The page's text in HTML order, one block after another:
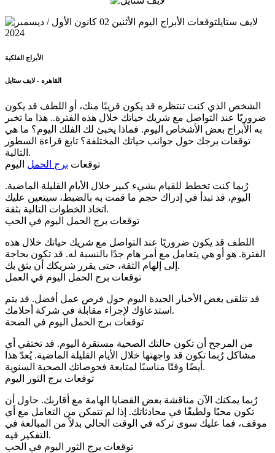
الأبراج الفلكية
القاهره - لايف ستايل
الشخص الذي كنت تنتظره قد يكون قريبًا منك، أو اللطف قد يكون
ضروريًا عند التواصل مع شريك حياتك خلال هذه الفترة.. هذا ما تخبر
به الأبراج بعض الأشخاص اليوم. فماذا يخبئ لك الفلك اليوم؟ ما هي
توقعات برجك حول جوانب حياتك المختلفة؟ تابع قراءة السطور
التالية.
توقعات برج الحمل اليوم
رُبما كنت تخطط للقيام بشيء كبير خلال الأيام القليلة الماضية.
اليوم، قد تبدأ في إدراك حجم ما قمت به بالضبط، سيتعين عليك
اتخاذ الخطوات التالية بثقة.
توقعات برج الحمل اليوم في الحب
اللطف قد يكون ضروريًا عند التواصل مع شريك حياتك خلال هذه
الفترة. هو أو هي يتعامل مع أمر هام جدًا بالنسبة له. قد تكون بحاجة
إلى إلهام الثقة، حتى يقرر شريكك أن يثق بك.
توقعات برج الحمل اليوم في العمل
قد تتلقى بعض الأخبار الجيدة اليوم حول فرص عمل أفضل. قد يتم
استدعاؤك لإجراء مقابلة في شركة أحلامك.
توقعات برج الحمل اليوم في الصحة
من المرجح أن تكون حالتك الصحية مستقرة اليوم. قد تختفي أي
مشاكل رُبما تكون قد واجهتها خلال الأيام القليلة الماضية. يُعدّ هذا
أيضًا وقتًا مناسبًا لمتابعة فحوصاتك الصحية السنوية.
توقعات برج الثور اليوم
رُبما يمكنك الآن مناقشة بعض القضايا الهامة مع أقاربك. حاول أن
تكون محبًا ولطيفًا في محادثاتك. إذا لم تتمكن من التعامل مع أي
موقف، فما عليك سوى تركه في الوقت الحالي بدلاً من المبالغة في
التفكير فيه.
توقعات برج الثور اليوم في الحب